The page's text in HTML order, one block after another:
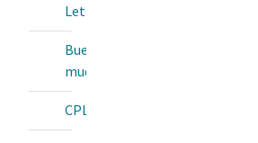
Letras
Buey
mudo
CPL